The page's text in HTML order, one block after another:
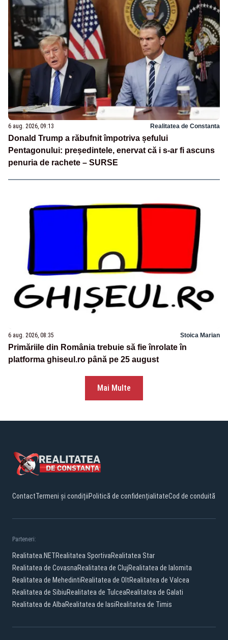
6 aug. 2026, 09:13 Realitatea de Constanta
Donald Trump a răbufnit împotriva șefului
Pentagonului: președintele, enervat că i s-ar fi ascuns
penuria de rachete – SURSE
6 aug. 2026, 08:35 Stoica Marian
Primăriile din România trebuie să fie înrolate în
platforma ghiseul.ro până pe 25 august
Mai Multe
ContactTermeni și condițiiPolitică de confidențialitateCod de conduită
Parteneri:
Realitatea.NETRealitatea SportivaRealitatea Star
Realitatea de CovasnaRealitatea de ClujRealitatea de Ialomita
Realitatea de MehedintiRealitatea de OltRealitatea de Valcea
Realitatea de SibiuRealitatea de TulceaRealitatea de Galati
Realitatea de AlbaRealitatea de IasiRealitatea de Timis